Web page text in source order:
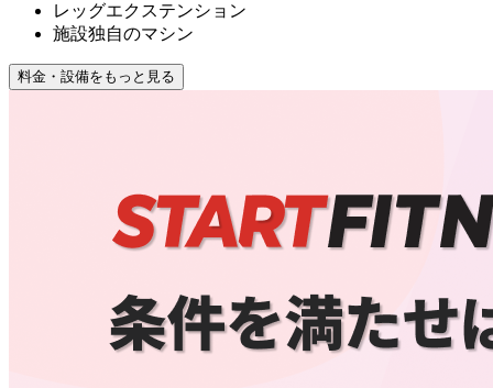
レッグエクステンション
施設独自のマシン
料金・設備をもっと見る